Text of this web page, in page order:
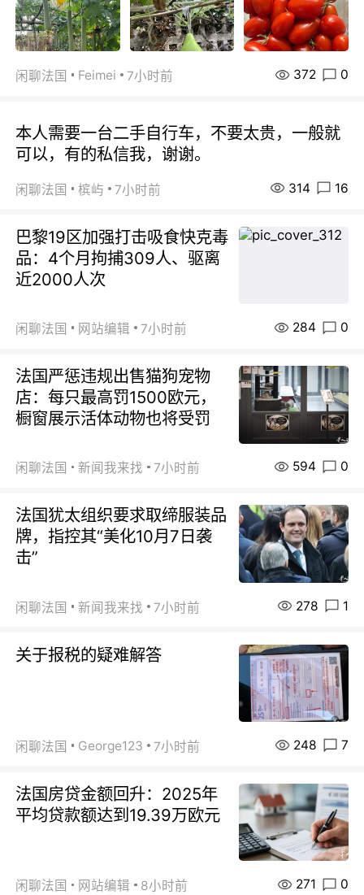
闲聊法国 Feimei 7小时前 372 0
本人需要一台二手自行车，不要太贵，一般就
可以，有的私信我，谢谢。
闲聊法国 槟屿 7小时前 314 16
巴黎19区加强打击吸食快克毒
品：4个月拘捕309人、驱离
近2000人次
闲聊法国 网站编辑 7小时前 284 0
法国严惩违规出售猫狗宠物
店：每只最高罚1500欧元，
橱窗展示活体动物也将受罚
闲聊法国 新闻我来找 7小时前 594 0
法国犹太组织要求取缔服装品
牌，指控其“美化10月7日袭
击”
闲聊法国 新闻我来找 7小时前 278 1
关于报税的疑难解答
闲聊法国 George123 7小时前 248 7
法国房贷金额回升：2025年
平均贷款额达到19.39万欧元
闲聊法国 网站编辑 8小时前 271 0